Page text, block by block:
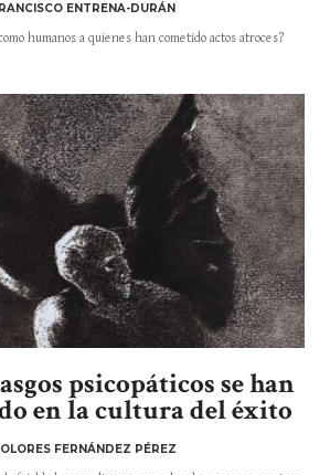
ENTRENA-DURÁN
humanos a quienes han cometido actos atroces?
psicopáticos se han
en la cultura del éxito
FERNÁNDEZ PÉREZ